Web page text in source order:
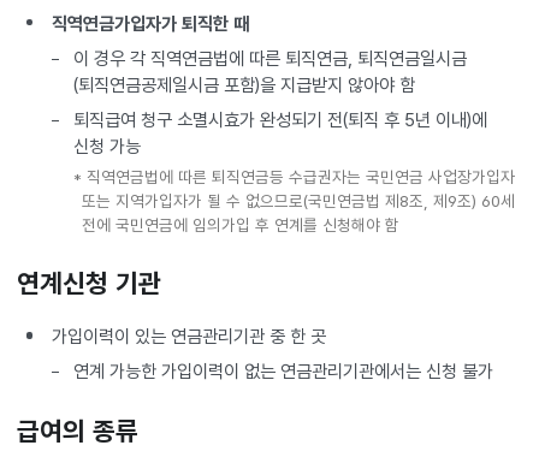
직역연금가입자가 퇴직한 때
이 경우 각 직역연금법에 따른 퇴직연금, 퇴직연금일시금
(퇴직연금공제일시금 포함)을 지급받지 않아야 함
퇴직급여 청구 소멸시효가 완성되기 전(퇴직 후 5년 이내)에
신청 가능
* 직역연금법에 따른 퇴직연금등 수급권자는 국민연금 사업장가입자
또는 지역가입자가 될 수 없으므로(국민연금법 제8조, 제9조) 60세
전에 국민연금에 임의가입 후 연계를 신청해야 함
연계신청 기관
가입이력이 있는 연금관리기관 중 한 곳
연계 가능한 가입이력이 없는 연금관리기관에서는 신청 불가
급여의 종류